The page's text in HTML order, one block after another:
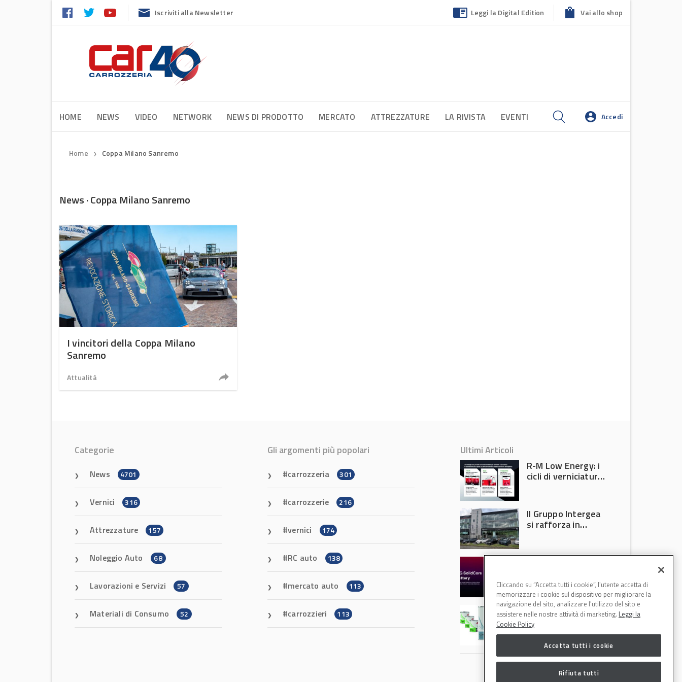
Iscriviti alla Newsletter Leggi la Digital Edition Vai allo shop
HOME NEWS VIDEO NETWORK NEWS DI PRODOTTO MERCATO ATTREZZATURE LA RIVISTA EVENTI Accedi
Home ❯ Coppa Milano Sanremo
News · Coppa Milano Sanremo
I vincitori della Coppa Milano
Sanremo
Attualità
Categorie
News 4701
Vernici 316
Attrezzature 157
Noleggio Auto 68
Lavorazioni e Servizi 57
Materiali di Consumo 52
Gli argomenti più popolari
carrozzeria 301
carrozzerie 216
vernici 174
RC auto 138
mercato auto 113
carrozzieri 113
Ultimi Articoli
R-M Low Energy: i
cicli di verniciatura
tempi e costi in
carrozzeria
Il Gruppo Intergea
si rafforza in
tecnologia che
potrebbe
accelerare la
rivoluzione
dell’auto elettrica
Speciale Low
Energy: axalta Fast
Cure Low Energy: la
tecnologia che
energetici e
aumenta la
Cliccando su “Accetta tutti i cookie”, l'utente accetta di
memorizzare i cookie sul dispositivo per migliorare la
navigazione del sito, analizzare l'utilizzo del sito e
assistere nelle nostre attività di marketing. Leggi la
Cookie Policy
Accetta tutti i cookie
Rifiuta tutti